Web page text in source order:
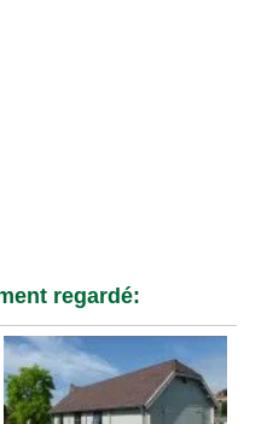
regardé: